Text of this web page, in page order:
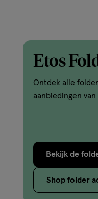
Etos
Ontdek alle folder
aanbiedingen
Bekijk de
Shop folder